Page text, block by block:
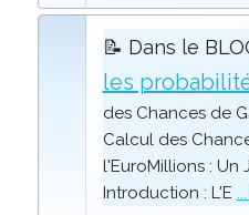
📝 Dans le
les
des Chances de
Calcul des
l'EuroMillions : Un
Introduction : L'E